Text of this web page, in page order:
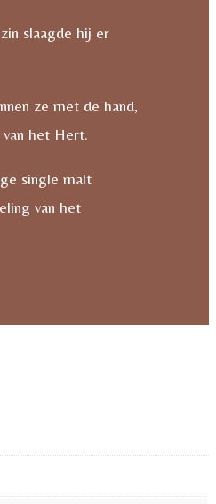
slaagde hij er
ze met de hand,
het Hert.
single malt
van het